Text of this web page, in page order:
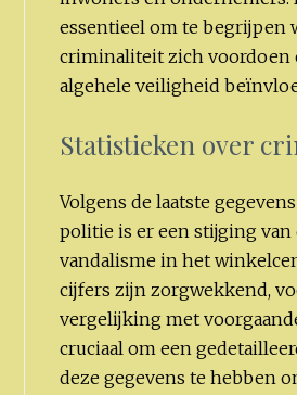
essentieel om te begrijpen
criminaliteit zich voordoen
algehele veiligheid
Statistieken over
Volgens de laatste
politie is er een stijging
vandalisme in het
cijfers zijn zorgwekkend,
vergelijking met
cruciaal om een
deze gegevens te hebben